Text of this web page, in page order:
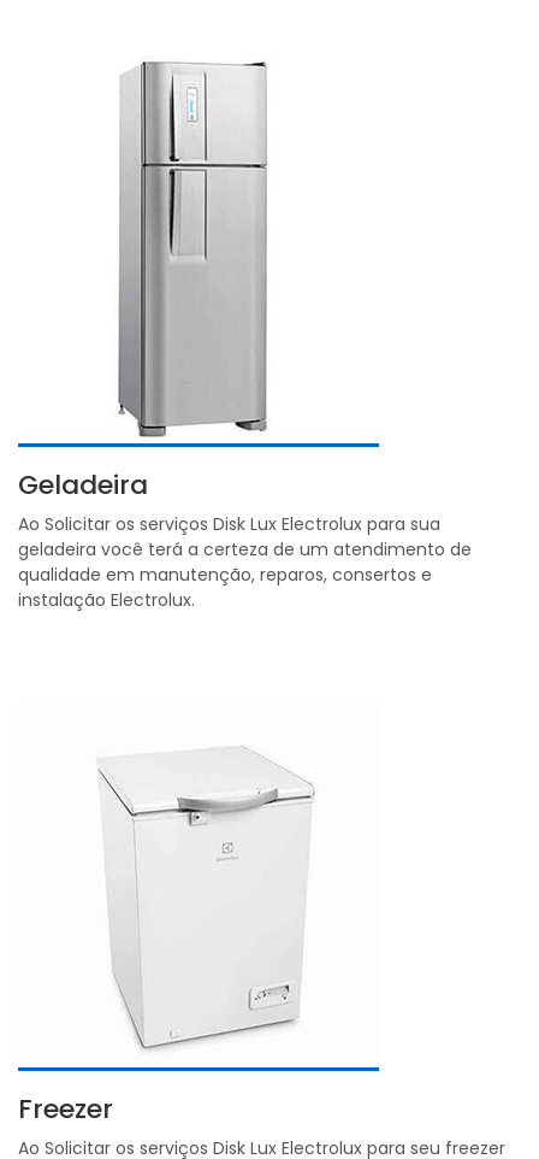
Geladeira
Ao Solicitar os serviços Disk Lux Electrolux para sua
geladeira você terá a certeza de um atendimento de
qualidade em manutenção, reparos, consertos e
instalação Electrolux.
Freezer
Ao Solicitar os serviços Disk Lux Electrolux para seu freezer